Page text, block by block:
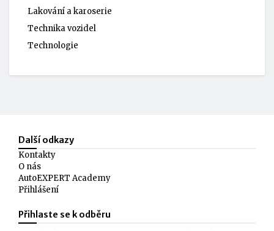
Lakování a karoserie
Technika vozidel
Technologie
Další odkazy
Kontakty
O nás
AutoEXPERT Academy
Přihlášení
Přihlaste se k odběru